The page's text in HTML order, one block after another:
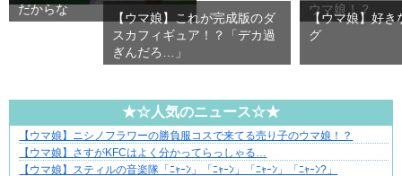
だからな
ウマ娘！？
【ウマ娘】これが完成版のダ
スカフィギュア！？「デカ過
ぎんだろ…」
【ウマ娘】好
グ
★☆人気のニュース☆★
それは純愛か、それともストーカー疑惑か
【ウマ娘】ニシノフラワーの勝負服コスで来てる売り子のウマ娘！？
【ウマ娘】さすがKFCはよく分かってらっしゃる…
【ウマ娘】スティルの音楽隊「ﾆｬｰﾝ」「ﾆｬｰﾝ」「ﾆｬｰﾝ」「ﾆｬｰﾝ?」